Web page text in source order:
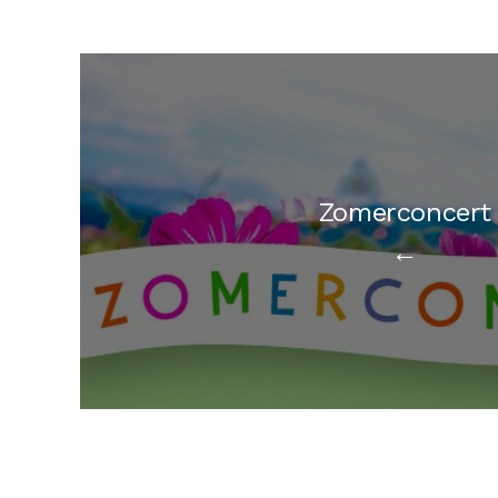
←
Zomerconcert